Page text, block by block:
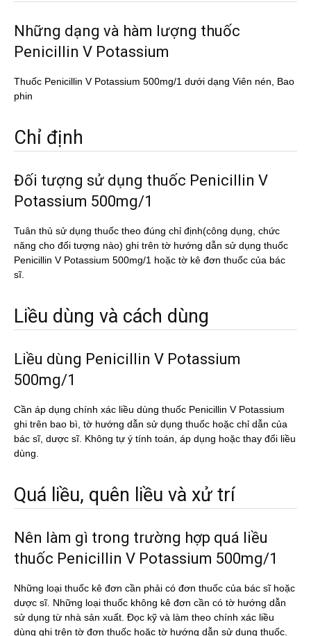
Những dạng và hàm lượng thuốc
Penicillin V Potassium
Thuốc Penicillin V Potassium 500mg/1 dưới dạng Viên nén, Bao
phin
Chỉ định
Đối tượng sử dụng thuốc Penicillin V
Potassium 500mg/1
Tuân thủ sử dụng thuốc theo đúng chỉ định(công dụng, chức
năng cho đối tượng nào) ghi trên tờ hướng dẫn sử dụng thuốc
Penicillin V Potassium 500mg/1 hoặc tờ kê đơn thuốc của bác
sĩ.
Liều dùng và cách dùng
Liều dùng Penicillin V Potassium
500mg/1
Cần áp dụng chính xác liều dùng thuốc Penicillin V Potassium
ghi trên bao bì, tờ hướng dẫn sử dụng thuốc hoặc chỉ dẫn của
bác sĩ, dược sĩ. Không tự ý tính toán, áp dụng hoặc thay đổi liều
dùng.
Quá liều, quên liều và xử trí
Nên làm gì trong trường hợp quá liều
thuốc Penicillin V Potassium 500mg/1
Những loại thuốc kê đơn cần phải có đơn thuốc của bác sĩ hoặc
dược sĩ. Những loại thuốc không kê đơn cần có tờ hướng dẫn
sử dụng từ nhà sản xuất. Đọc kỹ và làm theo chính xác liều
dùng ghi trên tờ đơn thuốc hoặc tờ hướng dẫn sử dụng thuốc.